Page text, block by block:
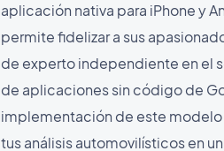
aplicación nativa para iPhone y
permite fidelizar a sus
de experto independiente en el
de aplicaciones sin código de
implementación de este
tus análisis automovilísticos en